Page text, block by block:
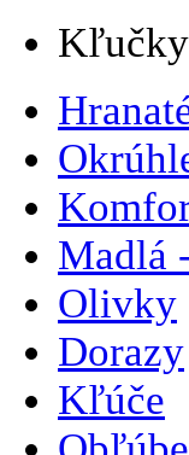
Kľučky
Madlá
Olivky
Dorazy
Kľúče